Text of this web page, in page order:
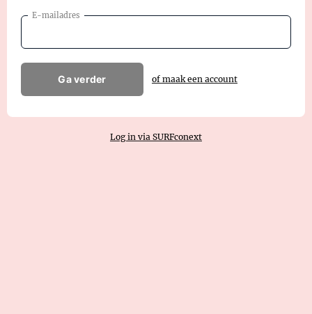
E-mailadres
Ga verder of maak een account
Log in via SURFconext